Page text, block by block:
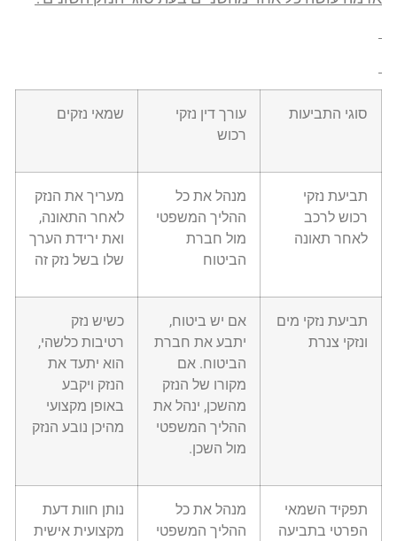
סוגי התביעות
עורך דין נזקי
רכוש
שמאי נזקים
תביעת נזקי
רכוש לרכב
לאחר תאונה
מנהל את כל
ההליך המשפטי
מול חברת
הביטוח
מעריך את הנזק
לאחר התאונה,
ואת ירידת הערך
שלו בשל נזק זה
תביעת נזקי מים
ונזקי צנרת
אם יש ביטוח,
יתבע את חברת
הביטוח. אם
מקורו של הנזק
מהשכן, ינהל את
ההליך המשפטי
מול השכן.
כשיש נזק
רטיבות כלשהי,
הוא יתעד את
הנזק ויקבע
באופן מקצועי
מהיכן נובע הנזק
תפקיד השמאי
הפרטי בתביעה
מנהל את כל
ההליך המשפטי
נותן חוות דעת
מקצועית אישית